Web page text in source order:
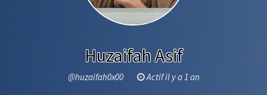
Huzaifah Asif
@huzaifah0x00 Actif il y a 1 an